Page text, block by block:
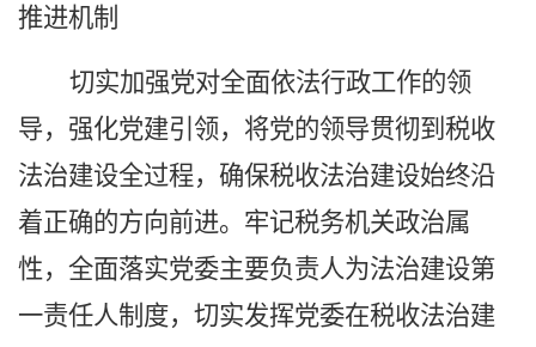
推进机制
切实加强党对全面依法行政工作的领
导，强化党建引领，将党的领导贯彻到税收
法治建设全过程，确保税收法治建设始终沿
着正确的方向前进。牢记税务机关政治属
性，全面落实党委主要负责人为法治建设第
一责任人制度，切实发挥党委在税收法治建